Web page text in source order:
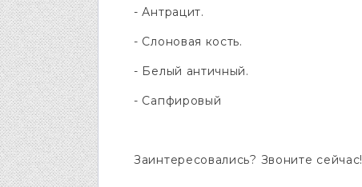
- Антрацит.
- Слоновая кость.
- Белый античный.
- Сапфировый
Заинтересовались? Звоните сейчас!